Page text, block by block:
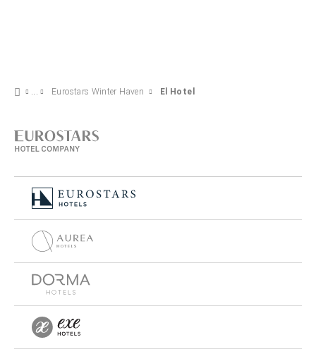
Eurostars Winter Haven El Hotel